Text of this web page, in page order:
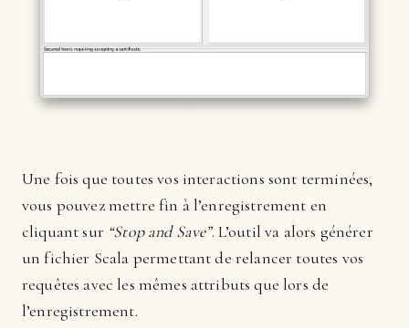
Une fois que toutes vos interactions sont terminées,
vous pouvez mettre fin à l’enregistrement en
cliquant sur “Stop and Save”. L’outil va alors générer
un fichier Scala permettant de relancer toutes vos
requêtes avec les mêmes attributs que lors de
l’enregistrement.